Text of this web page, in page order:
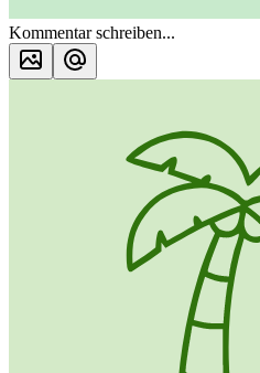
Kommentar schreiben...